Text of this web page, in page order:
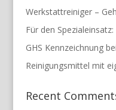
Werkstattreiniger –
Für den
GHS Kennzeichnung
Reinigungsmittel mit
Recent